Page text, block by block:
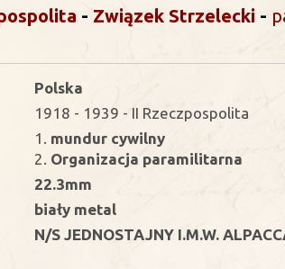
- Związek Strzelecki -
Polska
1918 - 1939 - II Rzeczpospolita
1. mundur cywilny
2. Organizacja paramilitarna
22.3mm
biały metal
N/S JEDNOSTAJNY I.M.W.